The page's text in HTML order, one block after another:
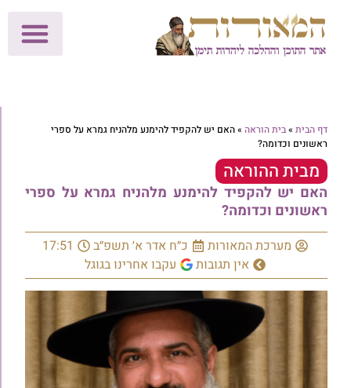
דף הבית »בית הוראה »האם יש להקפיד להימנע מלהניח גמרא על ספרי
ראשונים וכדומה?
מבית ההוראה
האם יש להקפיד להימנע מלהניח גמרא על ספרי
ראשונים וכדומה?
מערכת המאורות כ״ח אדר א׳ תשפ״ב
17:51
אין תגובות
עקבו אחרינו בגוגל